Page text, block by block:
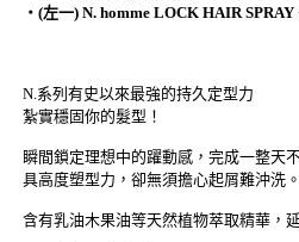
・(左一) N. homme LOCK HAIR
N.系列有史以來最強的持久定型力
紮實穩固你的髮型！
瞬間鎖定理想中的躍動感，完成一整天
具高度塑型力，卻無須擔心起屑難沖洗。
含有乳油木果油等天然植物萃取精華，